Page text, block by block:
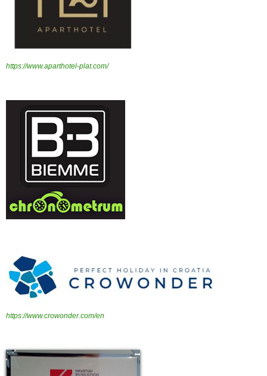
https://www.aparthotel-plat.com/
https://www.crowonder.com/en